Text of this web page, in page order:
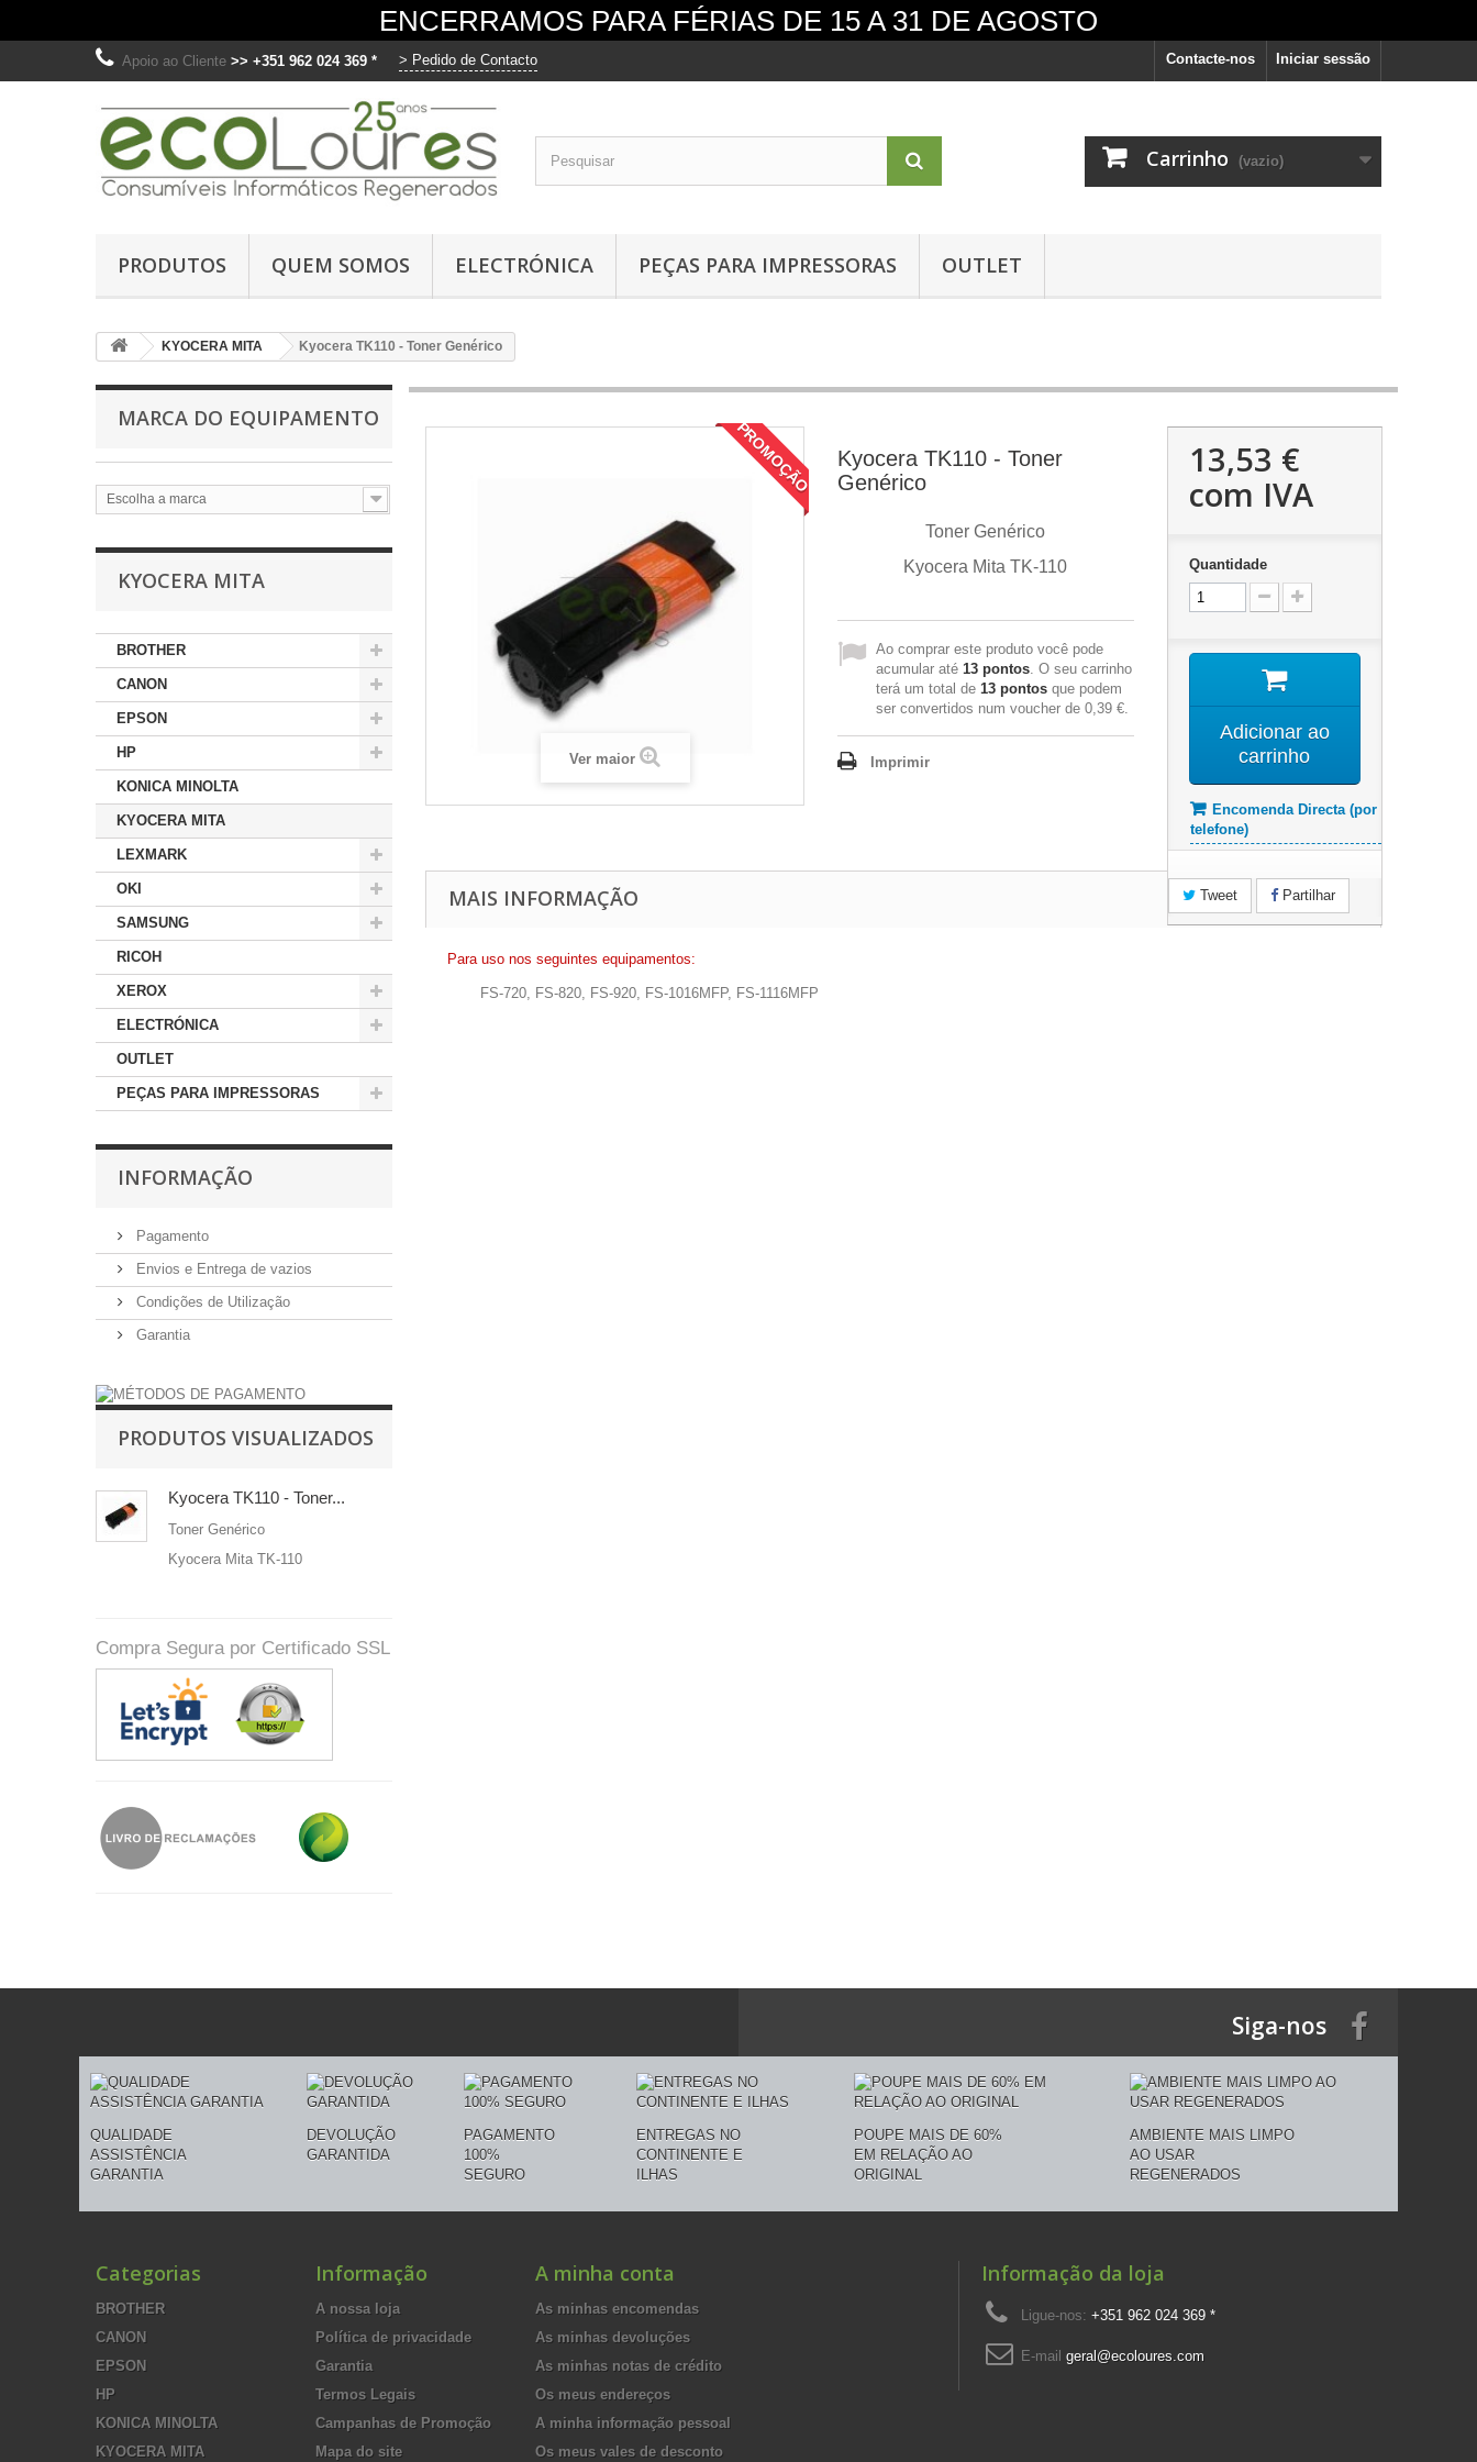
ENCERRAMOS PARA FÉRIAS DE 15 A 31 DE AGOSTO
Iniciar sessão
Contacte-nos
Apoio ao Cliente >> +351 962 024 369 * > Pedido de Contacto
Carrinho (vazio)
PRODUTOS QUEM SOMOS ELECTRÓNICA PEÇAS PARA IMPRESSORAS OUTLET
KYOCERA MITA Kyocera TK110 - Toner Genérico
MARCA DO EQUIPAMENTO
Escolha a marca
KYOCERA MITA
BROTHER
CANON
EPSON
HP
KONICA MINOLTA
KYOCERA MITA
LEXMARK
OKI
SAMSUNG
RICOH
XEROX
ELECTRÓNICA
OUTLET
PEÇAS PARA IMPRESSORAS
INFORMAÇÃO
Pagamento
Envios e Entrega de vazios
Condições de Utilização
Garantia
PRODUTOS VISUALIZADOS
Kyocera TK110 - Toner...
Toner Genérico
Kyocera Mita TK-110
Compra Segura por Certificado SSL
PROMOÇÃO
Ver maior
Kyocera TK110 - Toner
Genérico
Toner Genérico
Kyocera Mita TK-110
Ao comprar este produto você pode
acumular até 13 pontos . O seu carrinho
terá um total de 13 pontos que podem
ser convertidos num voucher de 0,39 €
Imprimir
13,53 €
com IVA
Quantidade
Adicionar ao
carrinho
Encomenda Directa (por
telefone)
Tweet Partilhar
MAIS INFORMAÇÃO
Para uso nos seguintes equipamentos:
FS-720, FS-820, FS-920, FS-1016MFP, FS-1116MFP
Siga-nos
QUALIDADE
ASSISTÊNCIA
GARANTIA
DEVOLUÇÃO
GARANTIDA
PAGAMENTO
100%
SEGURO
ENTREGAS NO
CONTINENTE E
ILHAS
POUPE MAIS DE 60%
EM RELAÇÃO AO
ORIGINAL
AMBIENTE MAIS LIMPO
AO USAR
REGENERADOS
Categorias
BROTHER
CANON
EPSON
HP
KONICA MINOLTA
KYOCERA MITA
Informação
A nossa loja
Política de privacidade
Garantia
Termos Legais
Campanhas de Promoção
Mapa do site
A minha conta
As minhas encomendas
As minhas devoluções
As minhas notas de crédito
Os meus endereços
A minha informação pessoal
Os meus vales de desconto
Informação da loja
Ligue-nos: +351 962 024 369 *
E-mail geral@ecoloures.com